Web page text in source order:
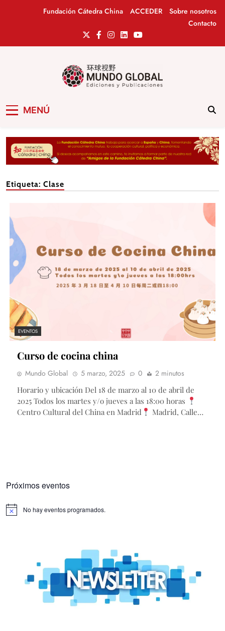
Fundación Cátedra China ACCEDER
Sobre nosotros
Contacto
MENÚ
Etiqueta: Clase
EVENTOS
Curso de cocina china
Mundo Global 5 marzo, 2025 0
2 minutos
Horario y ubicación Del 18 de marzo al 10 de abril de
2025 Todos los martes y/o jueves a las 18:00 horas
Centro Cultural del China en Madrid
Madrid, Calle…
Próximos eventos
Aviso No hay eventos programados.